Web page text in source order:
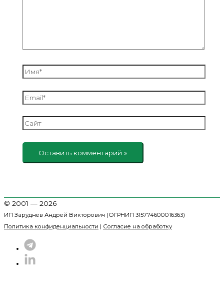
Имя*
Email*
Сайт
© 2001 — 2026
ИП Заруднев Андрей Викторович (ОГРНИП 315774600016363)
Политика конфиденциальности | Согласие на обработку